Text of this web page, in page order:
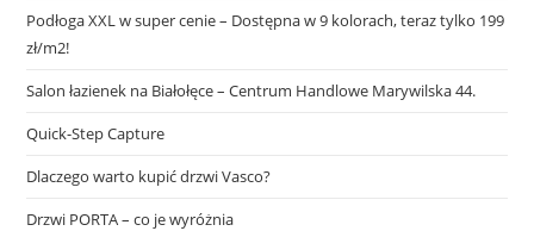
Podłoga XXL w super cenie – Dostępna w 9 kolorach, teraz tylko 199
zł/m2!
Salon łazienek na Białołęce – Centrum Handlowe Marywilska 44.
Quick-Step Capture
Dlaczego warto kupić drzwi Vasco?
Drzwi PORTA – co je wyróżnia